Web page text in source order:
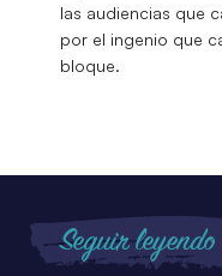
las audiencias que
por el ingenio que
bloque.
Seguir leyendo